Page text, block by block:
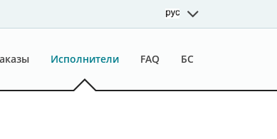
Исполнители FAQ БС